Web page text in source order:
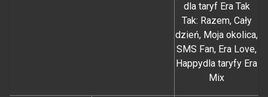
dla taryf Era Tak
Tak: Razem, Cały
dzień, Moja okolica,
SMS Fan, Era Love,
Happydla taryfy Era
Mix